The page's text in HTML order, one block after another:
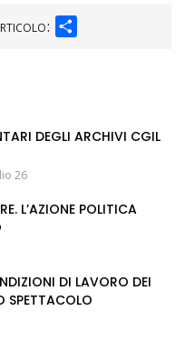
DEGLI ARCHIVI CGIL
26
L’AZIONE POLITICA
DI LAVORO DEI
SPETTACOLO